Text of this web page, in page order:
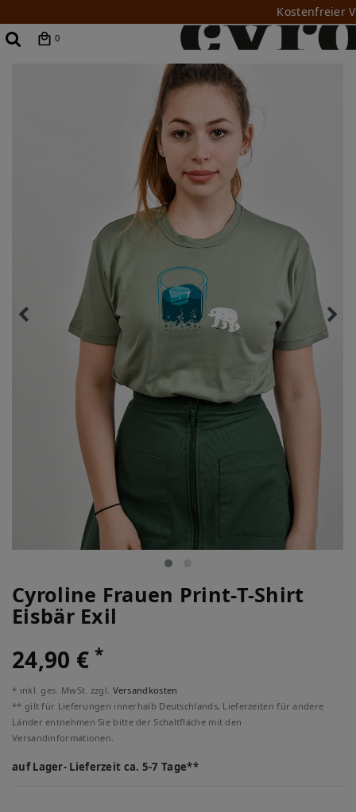
Kostenfreier
0
Cyroline Frauen Print-T-Shirt
Eisbär Exil
24,90 €*
* inkl. ges. MwSt. zzgl. Versandkosten
** gilt für Lieferungen innerhalb Deutschlands, Lieferzeiten für andere
Länder entnehmen Sie bitte der Schaltfläche mit den
Versandinformationen.
auf Lager- Lieferzeit ca. 5-7 Tage**